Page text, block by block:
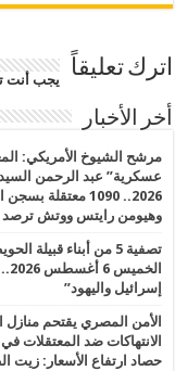
اترك تعليقاً يجب أنت
أخر الأخبار
مرشح الشيوخ الأمريكي:
وهيومن رايتس ووتش ترصد
تصفية 5 من أبناء
إسرائيل واليهود”
الأمن المصري يقتحم منازل
حصاد ارتفاع الأسعار: زيت